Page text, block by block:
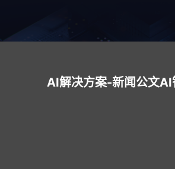
AI解决方案-新闻公文AI